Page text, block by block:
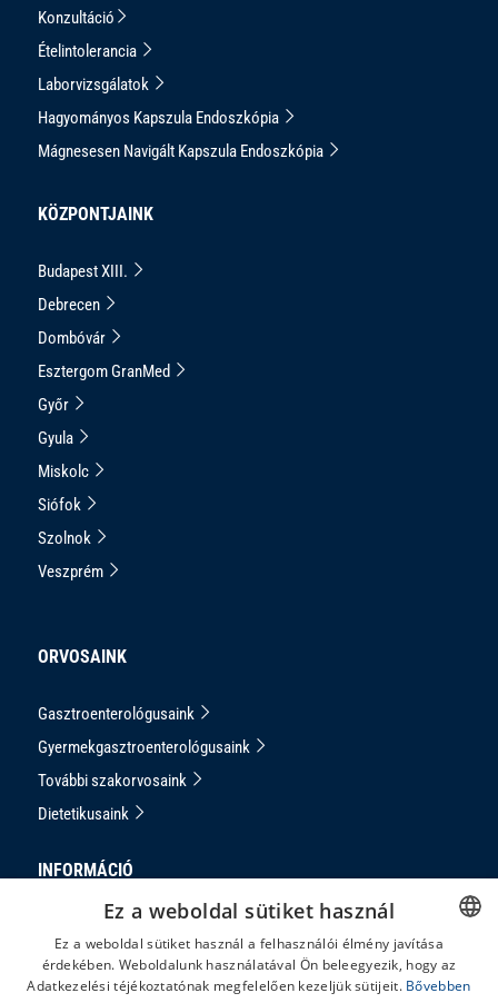
Konzultáció
Ételintolerancia
Laborvizsgálatok
Hagyományos Kapszula Endoszkópia
Mágnesesen Navigált Kapszula Endoszkópia
KÖZPONTJAINK
Budapest XIII.
Debrecen
Dombóvár
Esztergom GranMed
Győr
Gyula
Miskolc
Siófok
Szolnok
Veszprém
ORVOSAINK
Gasztroenterológusaink
Gyermekgasztroenterológusaink
További szakorvosaink
Dietetikusaink
INFORMÁCIÓ
Impresszum
Panaszkezelés
HUNGARIAN
Ez a weboldal sütiket használ
Ez a weboldal sütiket használ a felhasználói élmény javítása
érdekében. Weboldalunk használatával Ön beleegyezik, hogy az
Adatkezelési téjékoztatónak megfelelően kezeljük sütijeit. Bővebben